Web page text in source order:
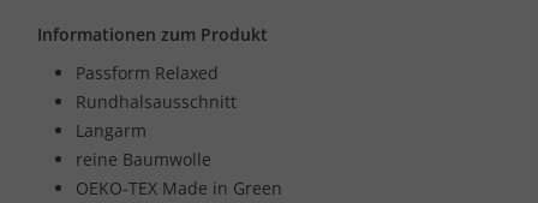
Informationen zum Produkt
Passform Relaxed
Rundhalsausschnitt
Langarm
reine Baumwolle
OEKO-TEX Made in Green